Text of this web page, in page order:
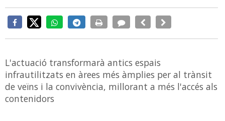
L'actuació transformarà antics espais
infrautilitzats en àrees més àmplies per al trànsit
de veïns i la convivència, millorant a més l'accés als
contenidors